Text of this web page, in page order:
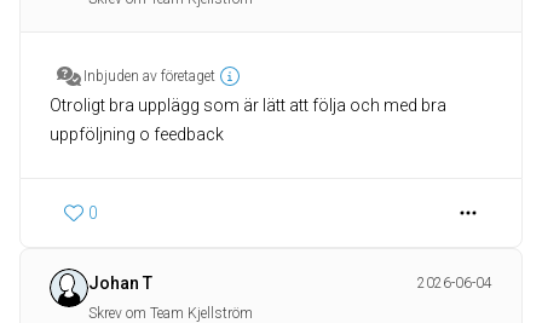
Inbjuden av företaget
Otroligt bra upplägg som är lätt att följa och med bra
uppföljning o feedback
0
Johan T
2026-06-04
Skrev om Team Kjellström